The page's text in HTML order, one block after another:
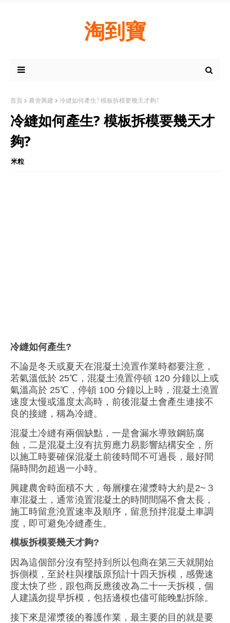
淘到寶
首頁 農舍興建 冷縫如何產生? 模板拆模要幾天才夠?
冷縫如何產生? 模板拆模要幾天才
夠?
米粒
冷縫如何產生?
不論是冬天或夏天在混凝土澆置作業時都要注意，
若氣溫低於 25℃，混凝土澆置停頓 120 分鐘以上或
氣溫高於 25℃， 停頓 100 分鐘以上時，混凝土澆置
速度太慢或溫度太高時，前後混凝土會產生連接不
良的接縫，稱為冷縫。
混凝土冷縫有兩個缺點，一是會漏水導致鋼筋腐
蝕 ，二是混凝土沒有抗剪應力易影響結構安全，所
以施工時要確保混凝土前後時間不可過長，最好間
隔時間勿超過一小時。
興建農舍時面積不大，每層樓在灌漿時大約是2~３
車混凝土，通常澆置混凝土的時間間隔不會太長，
施工時留意澆置速率及順序，留意預拌混凝土車調
度，即可避免冷縫產生。
模板拆模要幾天才夠?
因為這個部分沒有堅持到所以包商在第三天就開始
拆側模，至於柱與樓版原預計十四天拆模，感覺速
度太快了些，跟包商反應後改為二十一天拆模，個
人建議勿提早拆模，包括邊模也儘可能晚點拆除。
接下來是灌漿後的養護作業，最主要的目的就是要